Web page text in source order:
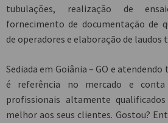
tubulações, realização de
fornecimento de documentação de
de operadores e elaboração de laudos
Sediada em Goiânia – GO e
é referência no mercado e
profissionais altamente
melhor aos seus clientes. Gostou?